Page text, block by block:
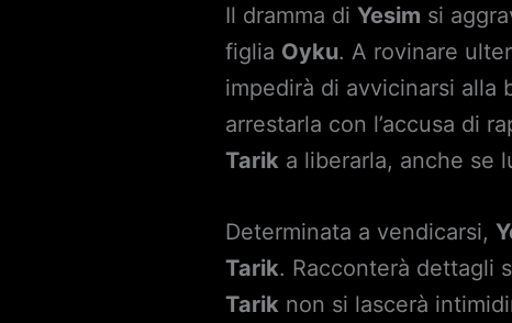
Il dramma diYesim si
figlia Oyku. A rovinare
impedirà di avvicinarsi alla
arrestarla con l’accusa di
Tarik a liberarla, anche se
Determinata a vendicarsi,
Tarik. Racconterà dettagli
Tarik non si lascerà